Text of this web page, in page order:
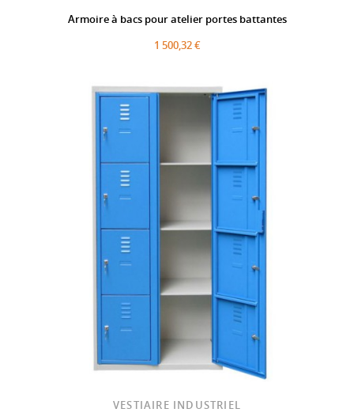
Armoire à bacs pour atelier portes battantes
1 500,32 €
VESTIAIRE INDUSTRIEL